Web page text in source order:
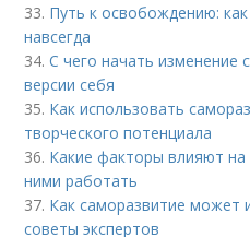
33. Путь к освобождению:
навсегда
34.С чего начать изменение
версии себя
35. Как использовать
творческого потенциала
36. Какие факторы влияют на
ними работать
37. Как саморазвитие может
советы экспертов